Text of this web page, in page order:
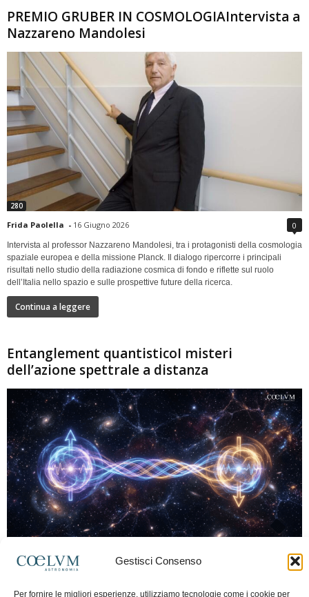
Gestisci Consenso
Per fornire le migliori esperienze, utilizziamo tecnologie come i cookie per
PREMIO GRUBER IN COSMOLOGIAIntervista a
Nazzareno Mandolesi
280
Frida Paolella - 16 Giugno 2026 0
Intervista al professor Nazzareno Mandolesi, tra i protagonisti della cosmologia
spaziale europea e della missione Planck. Il dialogo ripercorre i principali
risultati nello studio della radiazione cosmica di fondo e riflette sul ruolo
dell’Italia nello spazio e sulle prospettive future della ricerca.
Continua a leggere
Entanglement quantisticoI misteri
dell’azione spettrale a distanza
Marco Lorrai - 15 Giugno 2026 0
moderna: due particelle possono mostrare correlazioni che sembrano ignorare